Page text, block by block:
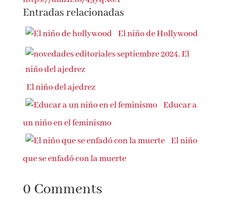
https://amzn.to/49yqXoA
Entradas relacionadas
El niño de
Hollywood
El niño del ajedrez
Educar a
un niño en el feminismo
que se enfadó con la muerte